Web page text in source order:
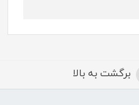
برگشت به بالا